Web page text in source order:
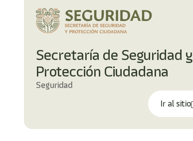
Secretaría de Seguridad y
Protección Ciudadana
Seguridad
Ir al sitio